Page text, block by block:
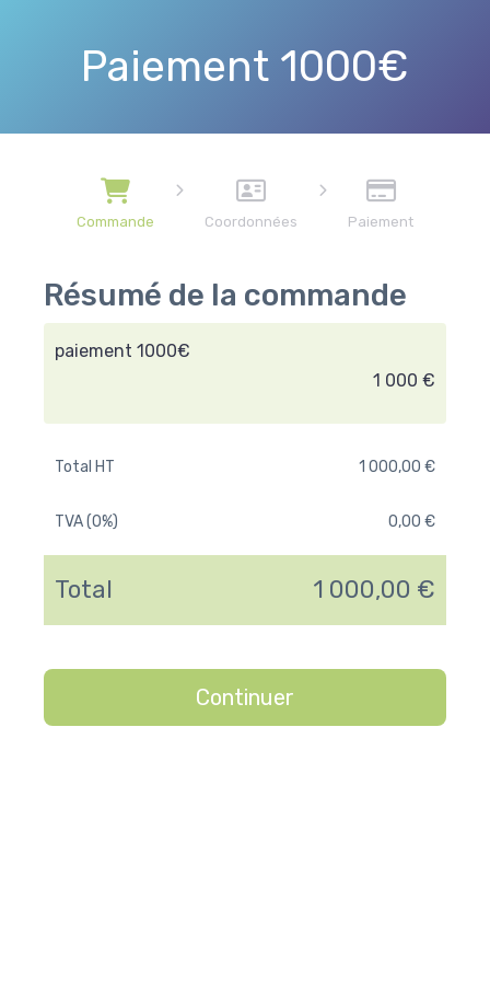
Paiement 1000€
Commande Coordonnées Paiement
Résumé de la commande
paiement 1000€
1 000 €
Total HT 1 000,00 €
TVA (0%) 0,00 €
Total 1 000,00 €
Continuer